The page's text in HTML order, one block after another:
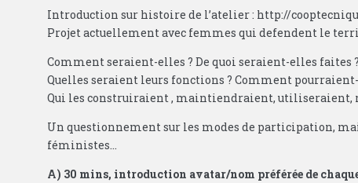
Introduction sur histoire de l’atelier : http://
Projet actuellement avec femmes qui defendent le
Comment seraient-elles ? De quoi seraient-elles faites ?
Quelles seraient leurs fonctions ? Comment
Qui les construiraient , maintiendraient, utiliseraient,
Un questionnement sur les modes de participation,
féministes…
A) 30 mins, introduction avatar/nom préférée de